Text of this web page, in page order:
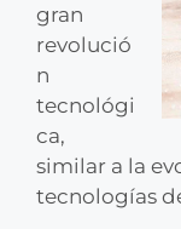
gran
revolució
n
tecnológi
ca,
similar a la
tecnologías